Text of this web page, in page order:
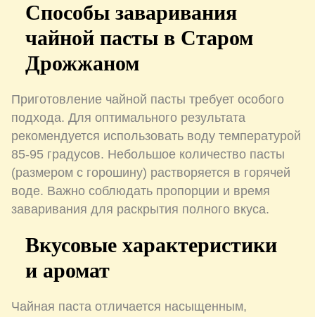
Способы заваривания
чайной пасты в Старом
Дрожжаном
Приготовление чайной пасты требует особого
подхода. Для оптимального результата
рекомендуется использовать воду температурой
85-95 градусов. Небольшое количество пасты
(размером с горошину) растворяется в горячей
воде. Важно соблюдать пропорции и время
заваривания для раскрытия полного вкуса.
Вкусовые характеристики
и аромат
Чайная паста отличается насыщенным,